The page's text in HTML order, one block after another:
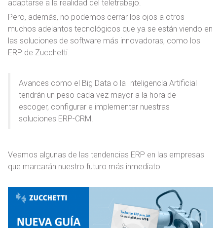
adaptarse a la realidad del teletrabajo.
Pero, además, no podemos cerrar los ojos a otros
muchos adelantos tecnológicos que ya se están viendo en
las soluciones de software más innovadoras, como los
ERP de Zucchetti.
Avances como el Big Data o la Inteligencia Artificial
tendrán un peso cada vez mayor a la hora de
escoger, configurar e implementar nuestras
soluciones ERP-CRM.
Veamos algunas de las tendencias ERP en las empresas
que marcarán nuestro futuro más inmediato.